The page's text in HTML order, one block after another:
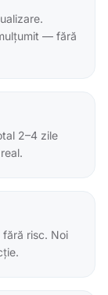
— fără
2–4 zile
risc. Noi